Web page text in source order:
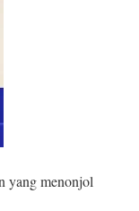
yang menonjol